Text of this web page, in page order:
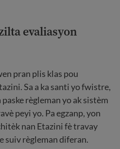
evaliasyon
pran plis klas pou
Sa a ka santi yo fwistre,
règleman yo ak sistèm
peyi yo. Pa egzanp, yon
nan Etazini fè travay
suiv règleman diferan.